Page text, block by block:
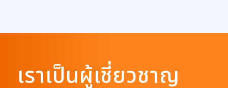
เราเป็นผู้เชี่ยวชาญ